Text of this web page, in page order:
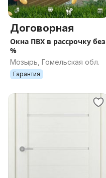
Договорная
Окна ПВХ в рассрочку без
%
Мозырь, Гомельская обл.
Гарантия